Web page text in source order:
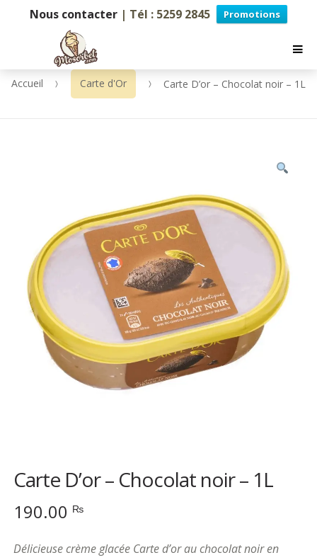
Nous contacter | Tél : 5259 2845 Promotions
Accueil Carte d'Or Carte D’or – Chocolat noir – 1L
Carte D’or – Chocolat noir – 1L
190.00 ₨
Délicieuse crème glacée Carte d’or au chocolat noir en